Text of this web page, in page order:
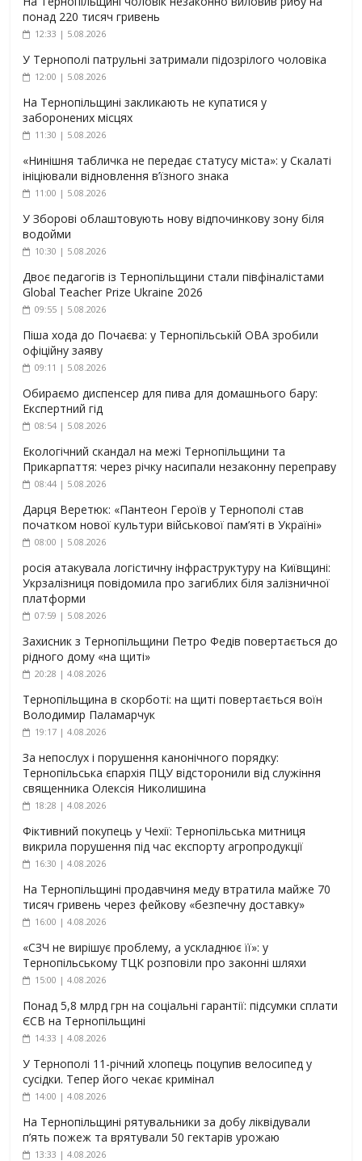
понад 220 тисяч гривень
12:33 | 5.08.2026
У Тернополі патрульні затримали підозрілого чоловіка
12:00 | 5.08.2026
На Тернопільщині закликають не купатися у
заборонених місцях
11:30 | 5.08.2026
«Нинішня табличка не передає статусу міста»: у Скалаті
ініціювали відновлення в’їзного знака
11:00 | 5.08.2026
У Зборові облаштовують нову відпочинкову зону біля
водойми
10:30 | 5.08.2026
Двоє педагогів із Тернопільщини стали півфіналістами
Global Teacher Prize Ukraine 2026
09:55 | 5.08.2026
Піша хода до Почаєва: у Тернопільській ОВА зробили
офіційну заяву
09:11 | 5.08.2026
Обираємо диспенсер для пива для домашнього бару:
Експертний гід
08:54 | 5.08.2026
Екологічний скандал на межі Тернопільщини та
Прикарпаття: через річку насипали незаконну переправу
08:44 | 5.08.2026
Дарця Веретюк: «Пантеон Героїв у Тернополі став
початком нової культури військової пам’яті в Україні»
08:00 | 5.08.2026
росія атакувала логістичну інфраструктуру на Київщині:
Укрзалізниця повідомила про загиблих біля залізничної
платформи
07:59 | 5.08.2026
Захисник з Тернопільщини Петро Федів повертається до
рідного дому «на щиті»
20:28 | 4.08.2026
Тернопільщина в скорботі: на щиті повертається воїн
Володимир Паламарчук
19:17 | 4.08.2026
За непослух і порушення канонічного порядку:
Тернопільська єпархія ПЦУ відсторонили від служіння
священника Олексія Николишина
18:28 | 4.08.2026
Фіктивний покупець у Чехії: Тернопільська митниця
викрила порушення під час експорту агропродукції
16:30 | 4.08.2026
На Тернопільщині продавчиня меду втратила майже 70
тисяч гривень через фейкову «безпечну доставку»
16:00 | 4.08.2026
«СЗЧ не вирішує проблему, а ускладнює її»: у
Тернопільському ТЦК розповіли про законні шляхи
15:00 | 4.08.2026
Понад 5,8 млрд грн на соціальні гарантії: підсумки сплати
ЄСВ на Тернопільщині
14:33 | 4.08.2026
У Тернополі 11-річний хлопець поцупив велосипед у
сусідки. Тепер його чекає кримінал
14:00 | 4.08.2026
На Тернопільщині рятувальники за добу ліквідували
п’ять пожеж та врятували 50 гектарів урожаю
13:33 | 4.08.2026